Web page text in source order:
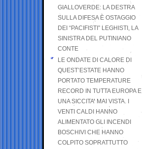
GIALLOVERDE: LA DESTRA
SULLA DIFESA È OSTAGGIO
DEI “PACIFISTI” LEGHISTI, LA
SINISTRA DEL PUTINIANO
CONTE
LE ONDATE DI CALORE DI
QUEST’ESTATE HANNO
PORTATO TEMPERATURE
RECORD IN TUTTA EUROPA E
UNA SICCITA’ MAI VISTA. I
VENTI CALDI HANNO
ALIMENTATO GLI INCENDI
BOSCHIVI CHE HANNO
COLPITO SOPRATTUTTO